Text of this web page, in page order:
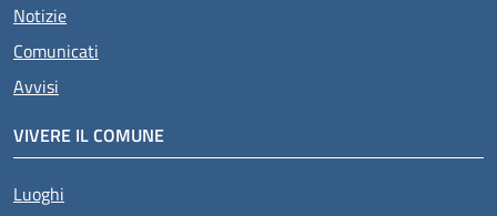
Notizie
Comunicati
Avvisi
VIVERE IL COMUNE
Luoghi